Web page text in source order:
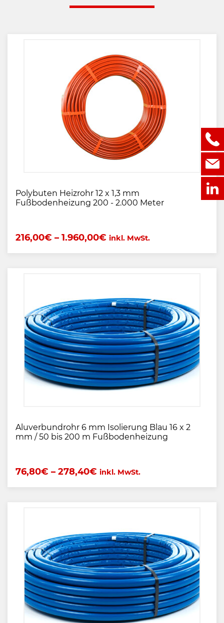
Polybuten Heizrohr 12 x 1,3 mm
Fußbodenheizung 200 - 2.000 Meter
216,00€ – 1.960,00€ inkl. MwSt.
Aluverbundrohr 6 mm Isolierung Blau 16 x 2
mm / 50 bis 200 m Fußbodenheizung
76,80€ – 278,40€ inkl. MwSt.